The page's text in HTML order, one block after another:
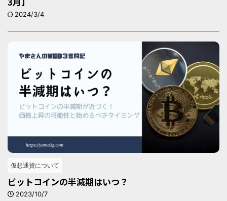
2024/3/4
仮想通貨について
ビットコインの半減期はいつ？
2023/10/7